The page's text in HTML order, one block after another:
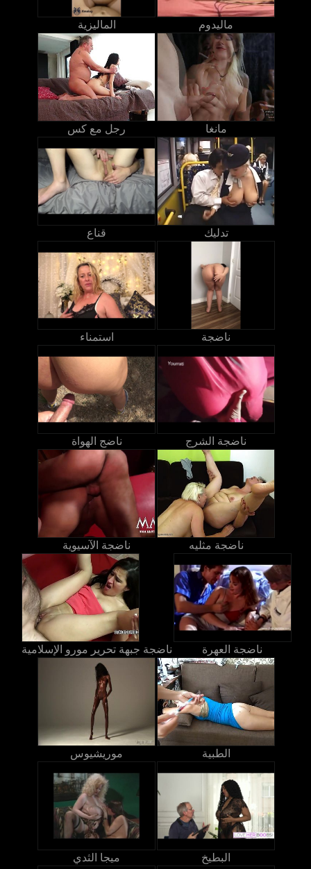
الماليزية ماليدوم
رجل مع كس مانغا
قناع تدليك
استمناء ناضجة
ناضج الهواة ناضجة الشرج
ناضجة الآسيوية ناضجة مثليه
ناضجة جبهة تحرير مورو الإسلامية ناضجة العهرة
موريشيوس الطبية
ميجا الثدي البطيخ